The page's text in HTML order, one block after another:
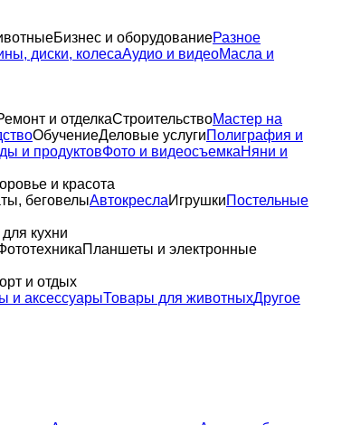
Бизнес и оборудованиеРазное
диски, колесаАудио и видеоМасла и
и отделкаСтроительствоМастер на
ОбучениеДеловые услугиПолиграфия и
и продуктовФото и видеосъемкаНяни и
и красота
беговелыАвтокреслаИгрушкиПостельные
кухни
Планшеты и электронные
и отдых
и аксессуарыТовары для животныхДругое